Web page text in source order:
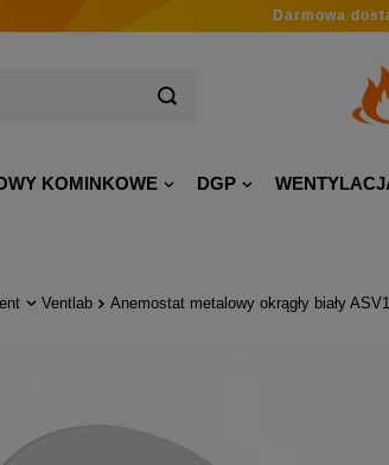
Darmowa
KOMINKOWE DGP
Ventlab Anemostat metalowy okrągły biały